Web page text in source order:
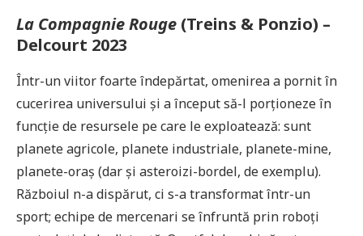
La Compagnie Rouge (Treins & Ponzio) –
Delcourt 2023
Într-un viitor foarte îndepărtat, omenirea a pornit în
cucerirea universului și a început să-l porționeze în
funcție de resursele pe care le exploatează: sunt
planete agricole, planete industriale, planete-mine,
planete-oraș (dar și asteroizi-bordel, de exemplu).
Războiul n-a dispărut, ci s-a transformat într-un
sport; echipe de mercenari se înfruntă prin roboți